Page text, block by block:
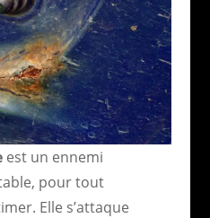
est un ennemi
pour tout
Elle s’attaque